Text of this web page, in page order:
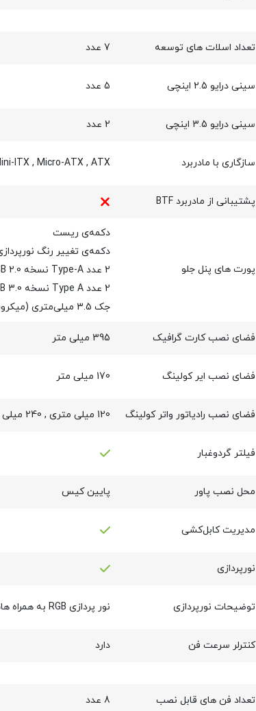
تعداد اسلات های توسعه 7 عدد
سینی درایو 2.5 اینچی 5 عدد
سینی درایو 3.5 اینچی 2 عدد
سازگاری با مادربرد ATX
,
Micro-ATX
,
ITX
پشتیبانی از مادربرد BTF
پورت های پنل جلو
دکمه‌ی ریست
دکمه‌ی تغییر رنگ
2 عدد Type-A نسخه USB 2.0
2 عدد Type A نسخه USB 3.0
جک 3.5 میلی‌متری (میکروفون + هدفون)
فضای نصب کارت گرافیک 395 میلی متر
فضای نصب ایر کولینگ 170 میلی متر
فضای نصب رادیاتور واتر کولینگ 120 میلی متری , 240 میلی متری
فیلتر گردوغبار
محل نصب پاور پایین کیس
مدیریت کابل‌کشی
نورپردازی
توضیحات نورپردازی نور پردازی RGB به همراه هاب کنترلر
کنترلر سرعت فن دارد
تعداد فن های قابل نصب 8 عدد